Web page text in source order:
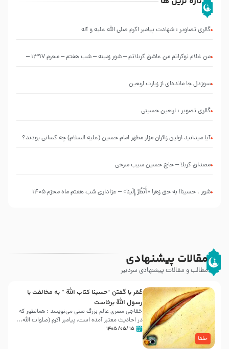
گالری تصاویر : شهادت پیامبر اکرم صلی الله علیه و آله
من غلام نوکراتم من عاشق کربلاتم – شور زمینه – شب هفتم – محرم 1397 –
سوزدل جا مانده‌ای از زیارت اربعین
گالری تصویر : اربعین حسینی
آیا میدانید اولین زائران مزار مطهر امام حسین (علیه السلام) چه کسانی بودند؟
مصداق کربلا – حاج حسین سیب سرخی
شور ، حسینا! به‌ حق زهرا «أُنْظُرْ إِلَینا» – عزاداری شب هفتم ماه محرّم 1405
مقالات پیشنهادی
مطالب و مقالات پیشنهادی سردبیر
خلفا
عُمَر با گفتن “حسبنا كتاب اللّه ” به مخالفت با
رسول اللّه برخاست
خفاجی مصری عالم بزرگ سنی می‌نویسد : همانطور که
در احادیث معتبر آمده است، پیامبر اکرم (صلوات اللّه...
۱۵ /۰۵/ ۱۴۰۵